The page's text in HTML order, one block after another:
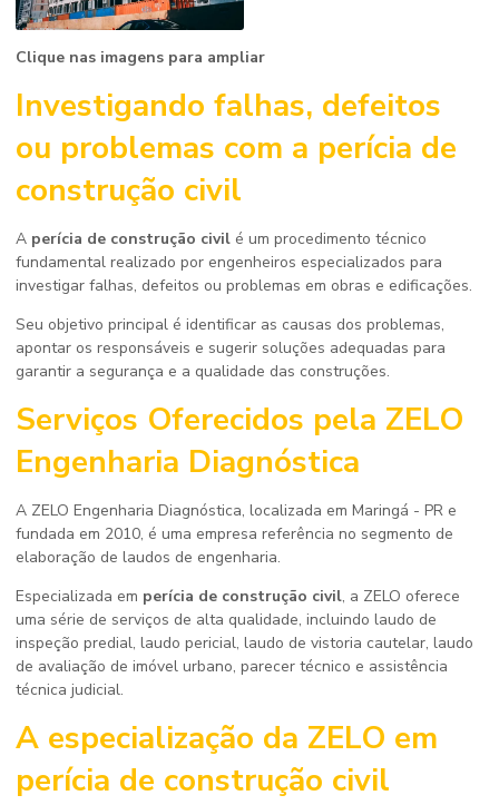
Clique nas imagens para ampliar
Investigando falhas, defeitos
ou problemas com a perícia de
construção civil
A perícia de construção civil é um procedimento técnico
fundamental realizado por engenheiros especializados para
investigar falhas, defeitos ou problemas em obras e edificações.
Seu objetivo principal é identificar as causas dos problemas,
apontar os responsáveis e sugerir soluções adequadas para
garantir a segurança e a qualidade das construções.
Serviços Oferecidos pela ZELO
Engenharia Diagnóstica
A ZELO Engenharia Diagnóstica, localizada em Maringá - PR e
fundada em 2010, é uma empresa referência no segmento de
elaboração de laudos de engenharia.
Especializada em perícia de construção civil, a ZELO oferece
uma série de serviços de alta qualidade, incluindo laudo de
inspeção predial, laudo pericial, laudo de vistoria cautelar, laudo
de avaliação de imóvel urbano, parecer técnico e assistência
técnica judicial.
A especialização da ZELO em
perícia de construção civil